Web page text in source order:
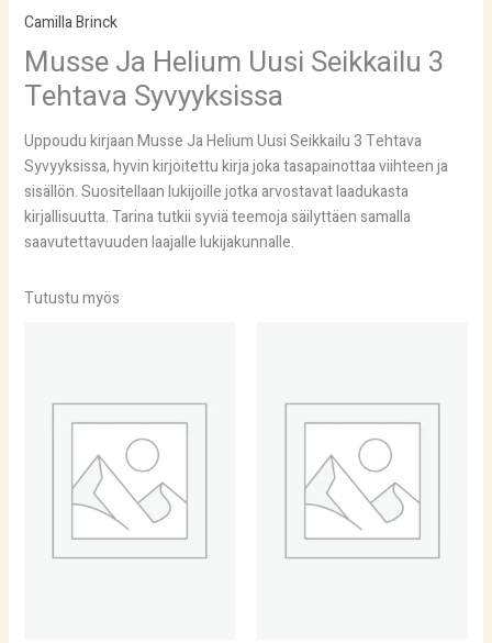
Camilla Brinck
Musse Ja Helium Uusi Seikkailu 3
Tehtava Syvyyksissa
Uppoudu kirjaan Musse Ja Helium Uusi Seikkailu 3 Tehtava
Syvyyksissa, hyvin kirjoitettu kirja joka tasapainottaa viihteen ja
sisällön. Suositellaan lukijoille jotka arvostavat laadukasta
kirjallisuutta. Tarina tutkii syviä teemoja säilyttäen samalla
saavutettavuuden laajalle lukijakunnalle.
Tutustu myös